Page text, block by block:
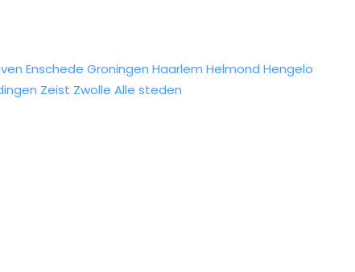
Enschede Groningen Haarlem Helmond Hengelo
Zeist Zwolle Alle steden